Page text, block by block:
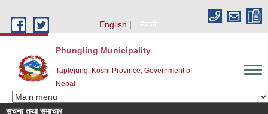
English
नेपाली
Phungling Municipality
Taplejung, Koshi Province, Government of
Nepal
सूचना तथा समाचार